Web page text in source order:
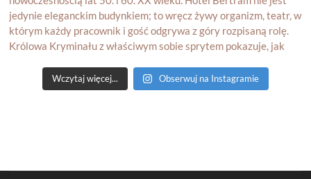
Wczytaj więcej... Obserwuj na Instagramie